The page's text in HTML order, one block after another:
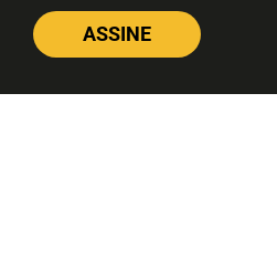
ASSINE